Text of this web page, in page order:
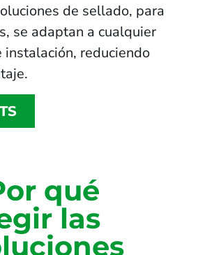
de sellado, para
se adaptan a cualquier
instalación, reduciendo
qué
las